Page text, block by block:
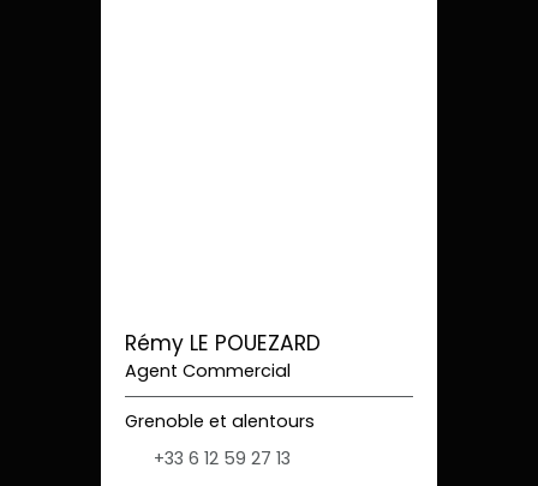
Rémy LE POUEZARD
Agent Commercial
Grenoble et alentours
+33 6 12 59 27 13